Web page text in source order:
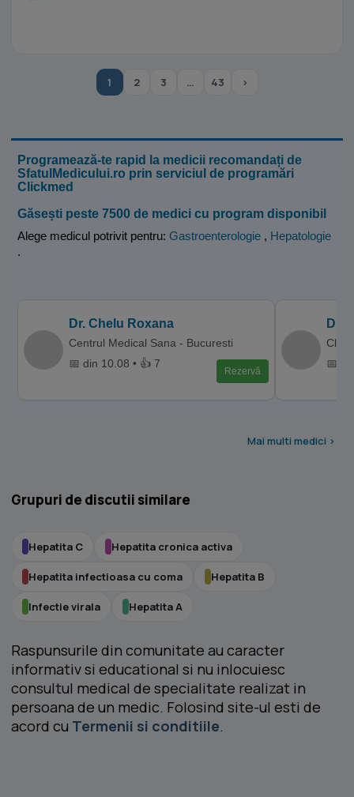
1 2 3 … 43 ›
Programează-te rapid la medicii recomandați de
SfatulMedicului.ro prin serviciul de programări
Clickmed
Găsești peste 7500 de medici cu program disponibil
Alege medicul potrivit pentru: Gastroenterologie , Hepatologie
.
Dr. Chelu Roxana
Centrul Medical Sana - Bucuresti
📅 din 10.08 • 👍 7
Rezervă
Dr.
📅
Mai multi medici >
Grupuri de discutii similare
Hepatita C Hepatita cronica activa
Hepatita infectioasa cu coma Hepatita B
Infectie virala Hepatita A
Raspunsurile din comunitate au caracter
informativ si educational si nu inlocuiesc
consultul medical de specialitate realizat in
persoana de un medic. Folosind site-ul esti de
acord cu Termenii si conditiile.